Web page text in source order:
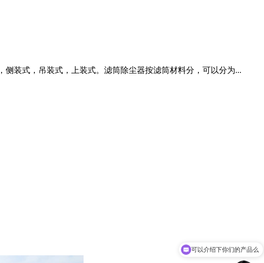
装式，吊装式，上装式。滤筒除尘器按滤筒材料分，可以分为...
你们是怎么收费的呢